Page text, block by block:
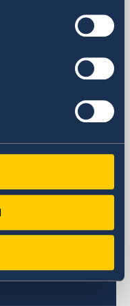
visum@gov.se
381号